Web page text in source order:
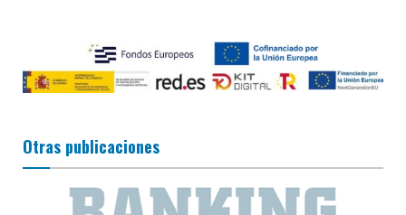
Otras publicaciones